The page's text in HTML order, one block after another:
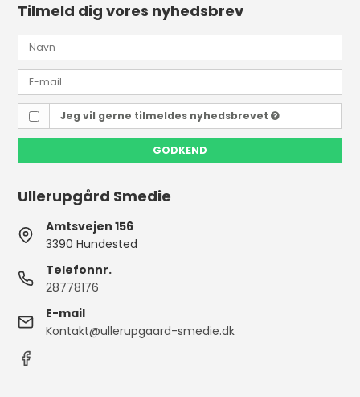
Tilmeld dig vores nyhedsbrev
Jeg vil gerne tilmeldes nyhedsbrevet
GODKEND
Ullerupgård Smedie
Amtsvejen 156
3390 Hundested
Telefonnr.
28778176
E-mail
Kontakt@ullerupgaard-smedie.dk